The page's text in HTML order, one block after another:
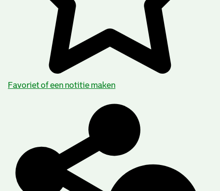
Favoriet of een notitie maken